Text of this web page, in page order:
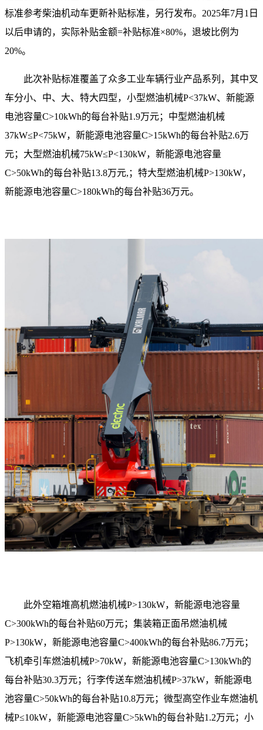
标准参考柴油机动车更新补贴标准，另行发布。2025年7月1日
以后申请的，实际补贴金额=补贴标准×80%，退坡比例为
20%。
此次补贴标准覆盖了众多工业车辆行业产品系列，其中叉
车分小、中、大、特大四型，小型燃油机械P<37kW、新能源
电池容量C>10kWh的每台补贴1.9万元；中型燃油机械
37kW≤P<75kW，新能源电池容量C>15kWh的每台补贴2.6万
元；大型燃油机械75kW≤P<130kW，新能源电池容量
C>50kWh的每台补贴13.8万元,；特大型燃油机械P>130kW，
新能源电池容量C>180kWh的每台补贴36万元。
此外空箱堆高机燃油机械P>130kW，新能源电池容量
C>300kWh的每台补贴60万元；集装箱正面吊燃油机械
P>130kW，新能源电池容量C>400kWh的每台补贴86.7万元；
飞机牵引车燃油机械P>70kW，新能源电池容量C>130kWh的
每台补贴30.3万元；行李传送车燃油机械P>37kW，新能源电
池容量C>50kWh的每台补贴10.8万元；微型高空作业车燃油机
械P≤10kW，新能源电池容量C>5kWh的每台补贴1.2万元；小